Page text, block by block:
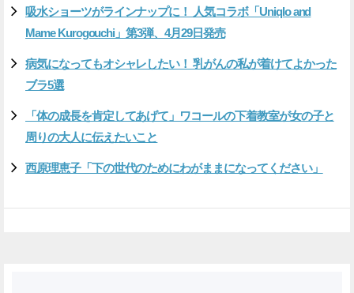
吸水ショーツがラインナップに！ 人気コラボ「Uniqlo and
Mame Kurogouchi」第3弾、4月29日発売
病気になってもオシャレしたい！ 乳がんの私が着けてよかった
ブラ5選
「体の成長を肯定してあげて」ワコールの下着教室が女の子と
周りの大人に伝えたいこと
西原理恵子「下の世代のためにわがままになってください」